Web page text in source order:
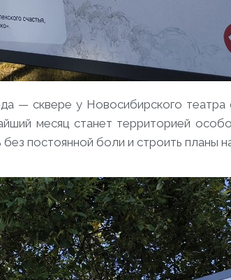
— сквере у Новосибирского
месяц станет территорией
постоянной боли и строить планы